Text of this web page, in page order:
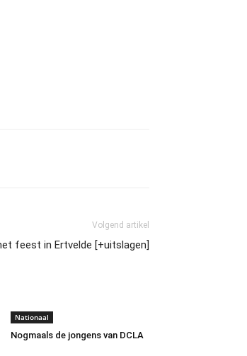
Volgend artikel
feest in Ertvelde [+uitslagen]
Nationaal
Nogmaals de jongens van DCLA